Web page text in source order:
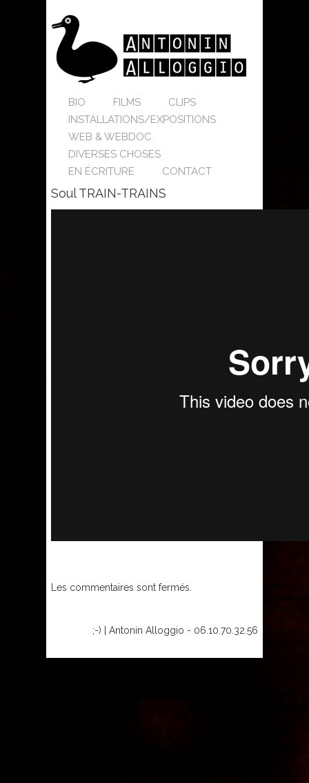
BIO FILMS
CLIPS
INSTALLATIONS/EXPOSITIONS
WEB & WEBDOC
DIVERSES CHOSES
EN ÉCRITURE
CONTACT
Soul TRAIN-TRAINS
Les commentaires sont fermés.
;-) | Antonin Alloggio - 06.10.70.32.56